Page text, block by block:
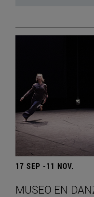
17 SEP -11 NOV.
MUSEO EN